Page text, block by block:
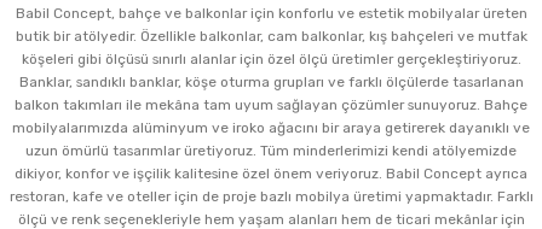
Babil Concept, bahçe ve balkonlar için konforlu ve estetik mobilyalar üreten
butik bir atölyedir. Özellikle balkonlar, cam balkonlar, kış bahçeleri ve mutfak
köşeleri gibi ölçüsü sınırlı alanlar için özel ölçü üretimler gerçekleştiriyoruz.
Banklar, sandıklı banklar, köşe oturma grupları ve farklı ölçülerde tasarlanan
balkon takımları ile mekâna tam uyum sağlayan çözümler sunuyoruz. Bahçe
mobilyalarımızda alüminyum ve iroko ağacını bir araya getirerek dayanıklı ve
uzun ömürlü tasarımlar üretiyoruz. Tüm minderlerimizi kendi atölyemizde
dikiyor, konfor ve işçilik kalitesine özel önem veriyoruz. Babil Concept ayrıca
restoran, kafe ve oteller için de proje bazlı mobilya üretimi yapmaktadır. Farklı
ölçü ve renk seçenekleriyle hem yaşam alanları hem de ticari mekânlar için